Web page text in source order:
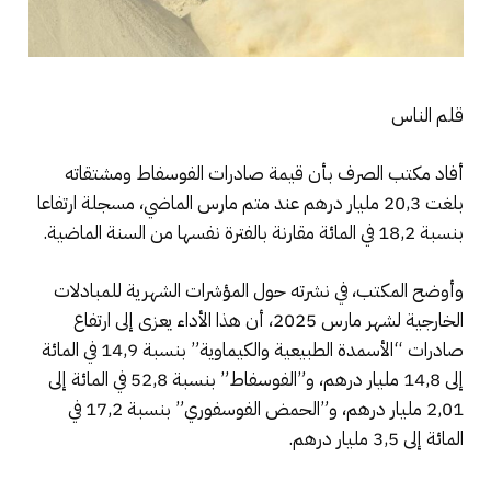
قلم الناس
أفاد مكتب الصرف بأن قيمة صادرات الفوسفاط ومشتقاته
بلغت 20,3 مليار درهم عند متم مارس الماضي، مسجلة ارتفاعا
بنسبة 18,2 في المائة مقارنة بالفترة نفسها من السنة الماضية.
وأوضح المكتب، في نشرته حول المؤشرات الشهرية للمبادلات
الخارجية لشهر مارس 2025، أن هذا الأداء يعزى إلى ارتفاع
صادرات “الأسمدة الطبيعية والكيماوية” بنسبة 14,9 في المائة
إلى 14,8 مليار درهم، و”الفوسفاط” بنسبة 52,8 في المائة إلى
2,01 مليار درهم، و”الحمض الفوسفوري” بنسبة 17,2 في
المائة إلى 3,5 مليار درهم.